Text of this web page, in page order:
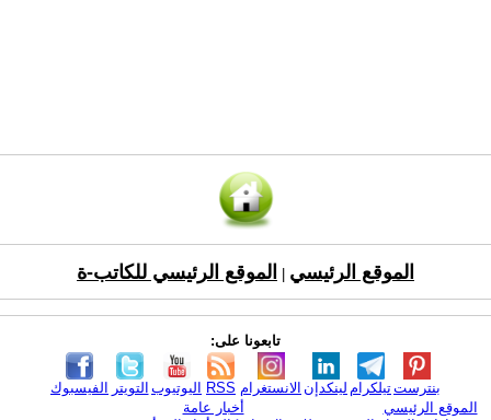
الموقع الرئيسي الموقع الرئيسي للكاتب-ة
تابعونا على:
الفيسبوك التويتر اليوتيوب RSS الانستغرام لينكدإن تيلكرامبنترست
الموقع الرئيسي
أخبار عامة